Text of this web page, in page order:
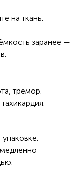
на ткань.
заранее —
тремор.